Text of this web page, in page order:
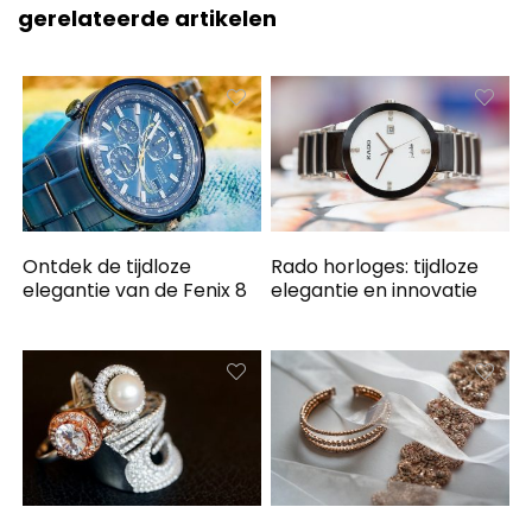
gerelateerde artikelen
Ontdek de tijdloze
elegantie van de Fenix 8
Rado horloges: tijdloze
elegantie en innovatie